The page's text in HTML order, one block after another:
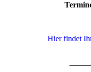
Hier findet